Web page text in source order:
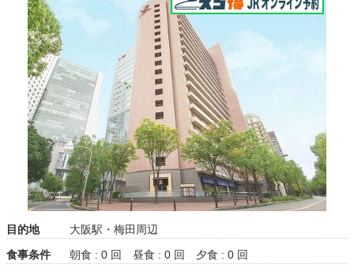
目的地
大阪駅・梅田周辺
食事条件
朝食 : 0 回 昼食 : 0 回
夕食 : 0 回